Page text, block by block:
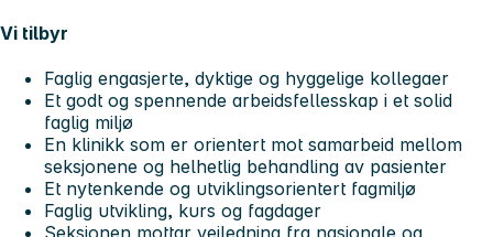
Vi tilbyr
Faglig engasjerte, dyktige og hyggelige kollegaer
Et godt og spennende arbeidsfellesskap i et solid
faglig miljø
En klinikk som er orientert mot samarbeid mellom
seksjonene og helhetlig behandling av pasienter
Et nytenkende og utviklingsorientert fagmiljø
Faglig utvikling, kurs og fagdager